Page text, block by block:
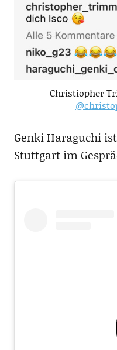
Christiopher
Genki Haraguchi
Stuttgart im